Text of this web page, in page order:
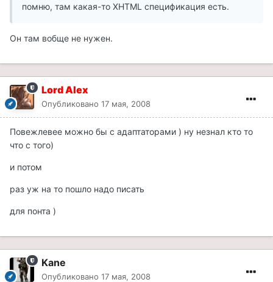
помню, там какая-то XHTML спецификация есть.
Он там вобще не нужен.
Lord Alex
Опубликовано 17 мая, 2008
Повежлевее можно бы с адаптаторами ) ну незнал кто то
что с того)
и потом
раз уж на то пошло надо писать
для понта )
Kane
Опубликовано 17 мая, 2008